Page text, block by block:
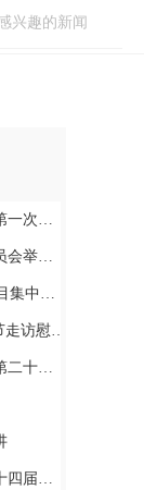
市委副书记
体会议
康养名城”
问活动
会议
常委名单